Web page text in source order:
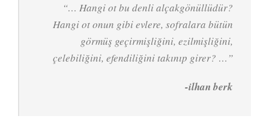
“… Hangi ot bu denli alçakgönüllüdür?
Hangi ot onun gibi evlere, sofralara bütün
görmüş geçirmişliğini, ezilmişliğini,
çelebiliğini, efendiliğini takınıp girer? …”
-ilhan berk